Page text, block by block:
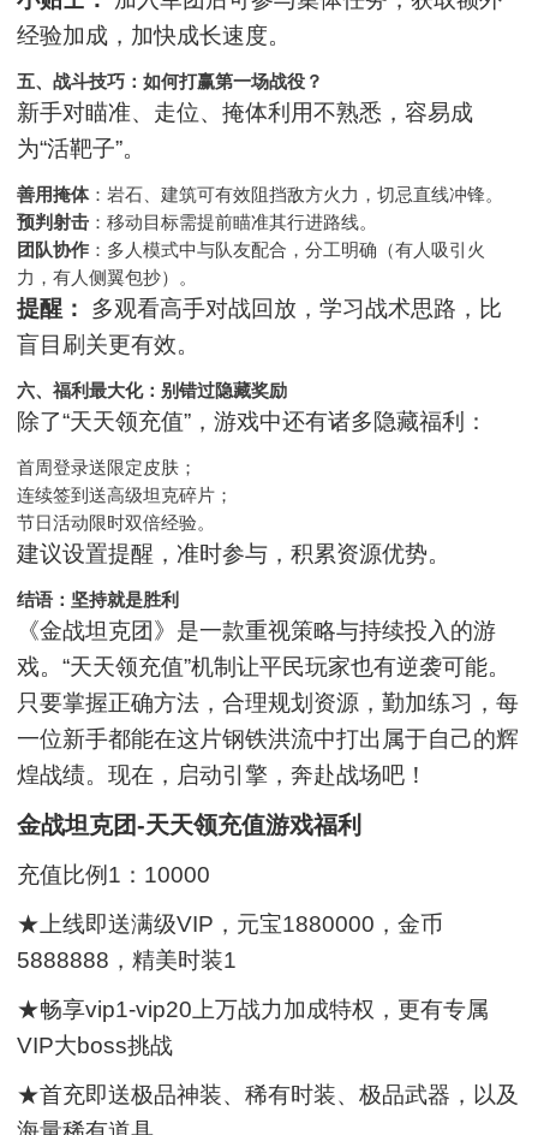
经验加成，加快成长速度。
五、战斗技巧：如何打赢第一场战役？
新手对瞄准、走位、掩体利用不熟悉，容易成
为“活靶子”。
善用掩体：岩石、建筑可有效阻挡敌方火力，切忌直线冲锋。
预判射击 ：移动目标需提前瞄准其行进路线。
团队协作 ：多人模式中与队友配合，分工明确（有人吸引火
力，有人侧翼包抄）。
提醒：
多观看高手对战回放，学习战术思路，比
盲目刷关更有效。
六、福利最大化：别错过隐藏奖励
除了“天天领充值”，游戏中还有诸多隐藏福利：
首周登录送限定皮肤；
连续签到送高级坦克碎片；
节日活动限时双倍经验。
建议设置提醒，准时参与，积累资源优势。
结语：坚持就是胜利
《金战坦克团》是一款重视策略与持续投入的游
戏。“天天领充值”机制让平民玩家也有逆袭可能。
只要掌握正确方法，合理规划资源，勤加练习，每
一位新手都能在这片钢铁洪流中打出属于自己的辉
煌战绩。现在，启动引擎，奔赴战场吧！
金战坦克团-天天领充值游戏福利
充值比例1：10000
★上线即送满级VIP，元宝1880000，金币
5888888，精美时装1
★畅享vip1-vip20上万战力加成特权，更有专属
VIP大boss挑战
★首充即送极品神装、稀有时装、极品武器，以及